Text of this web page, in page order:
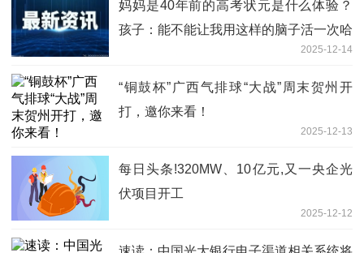
妈妈是40年前的高考状元是什么体验？
孩子：能不能让我用这样的脑子活一次哈
2025-12-14
“铜鼓杯”广西气排球“大战”周末贺州开
打，邀你来看！
2025-12-13
每日头条!320MW、10亿元,又一央企光
伏项目开工
2025-12-12